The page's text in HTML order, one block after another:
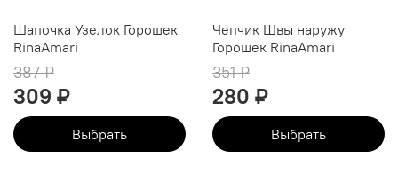
Шапочка Узелок Горошек
RinaAmari
387 ₽
309 ₽
Выбрать
Чепчик Швы наружу
Горошек RinaAmari
351 ₽
280 ₽
Выбрать